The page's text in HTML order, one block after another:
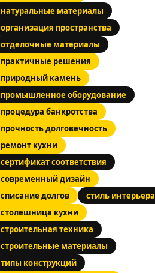
натуральные материалы
организация пространства
отделочные материалы
практичные решения
природный камень
промышленное оборудование
процедура банкротства
прочность долговечность
ремонт кухни
сертификат соответствия
современный дизайн
списание долгов
стиль интерьера
столешница кухни
строительная техника
строительные материалы
типы конструкций